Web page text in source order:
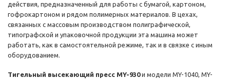
действия, предназначенный для работы с бумагой, картоном,
гофрокартоном и рядом полимерных материалов. В цехах,
связанных с массовым производством полиграфической,
типографской и упаковочной продукции эта машина может
работать, как в самостоятельной режиме, так и в связке с иным
оборудованием.
Тигельный высекающий пресс MY-930и модели MY-1040, MY-